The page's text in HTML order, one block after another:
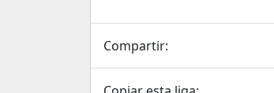
Compartir: